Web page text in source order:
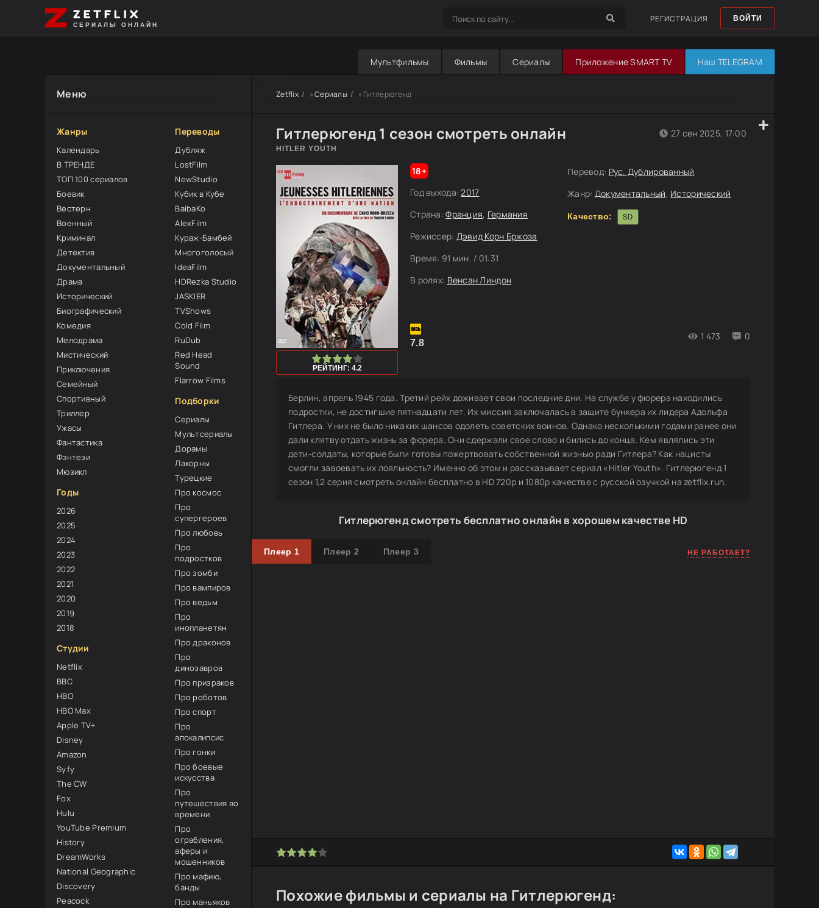
ZETFLIX
СЕРИАЛЫ ОНЛАЙН
РЕГИСТРАЦИЯ ВОЙТИ
Мультфильмы Фильмы Сериалы Приложение SMART TV Наш TELEGRAM
Меню
Жанры
Календарь
В ТРЕНДЕ
ТОП 100 сериалов
Боевик
Вестерн
Военный
Криминал
Детектив
Документальный
Драма
Исторический
Биографический
Комедия
Мелодрама
Мистический
Приключения
Семейный
Спортивный
Триллер
Ужасы
Фантастика
Фэнтези
Мюзикл
Годы
2026
2025
2024
2023
2022
2021
2020
2019
2018
Студии
Netflix
BBC
HBO
HBO Max
Apple TV+
Disney
Amazon
Syfy
The CW
Fox
Hulu
YouTube Premium
History
DreamWorks
National Geographic
Discovery
Peacock
Переводы
Дубляж
LostFilm
NewStudio
Кубик в Кубе
BaibaKo
AlexFilm
Кураж-Бамбей
Многоголосый
IdeaFilm
HDRezka Studio
JASKIER
TVShows
Cold Film
RuDub
Red Head
Sound
Flarrow Films
Подборки
Сериалы
Мультсериалы
Дорамы
Лакорны
Турецкие
Про космос
Про
супергероев
Про любовь
Про
подростков
Про зомби
Про вампиров
Про ведьм
Про
инопланетян
Про драконов
Про
динозавров
Про призраков
Про роботов
Про спорт
Про
апокалипсис
Про гонки
Про боевые
искусства
Про
путешествия во
времени
Про
ограбления,
аферы и
мошенников
Про мафию,
банды
Про маньяков
Zetflix »Сериалы » Гитлерюгенд
Гитлерюгенд 1 сезон смотреть онлайн
HITLER YOUTH
4
5
РЕЙТИНГ: 4.2
18+
Год выхода: 2017
Страна: Франция, Германия
Режиссер: Дэвид Корн Бржоза
Время: 91 мин. / 01:31
В ролях: Венсан Линдон
7.8
1 473 0
27 сен 2025, 17:00
Перевод: Рус. Дублированный
Жанр: Документальный, Исторический
Качество: SD
Берлин, апрель 1945 года. Третий рейх доживает свои последние дни. На службе у фюрера находились
подростки, не достигшие пятнадцати лет. Их миссия заключалась в защите бункера их лидера Адольфа
Гитлера. У них не было никаких шансов одолеть советских воинов. Однако несколькими годами ранее они
дали клятву отдать жизнь за фюрера. Они сдержали свое слово и бились до конца. Кем являлись эти
дети-солдаты, которые были готовы пожертвовать собственной жизнью ради Гитлера? Как нацисты
смогли завоевать их лояльность? Именно об этом и рассказывает сериал «Hitler Youth». Гитлерюгенд 1
сезон 1,2 серия смотреть онлайн бесплатно в HD 720p и 1080p качестве с русской озучкой на zetflix.run.
Гитлерюгенд смотреть бесплатно онлайн в хорошем качестве HD
Плеер 1 Плеер 2 Плеер 3 НЕ РАБОТАЕТ?
Похожие фильмы и сериалы на Гитлерюгенд: